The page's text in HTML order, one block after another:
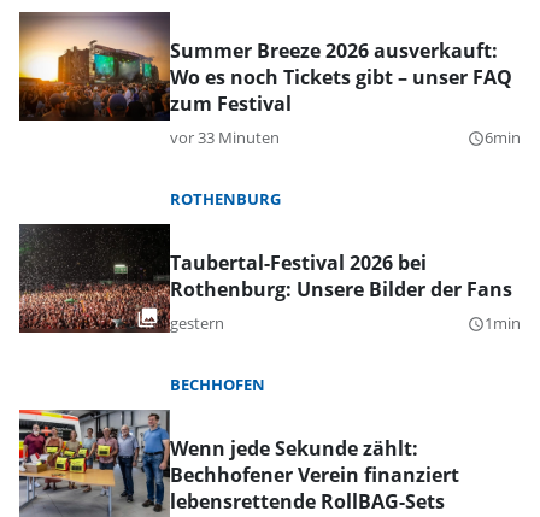
Summer Breeze 2026 ausverkauft:
Wo es noch Tickets gibt – unser FAQ
zum Festival
vor 33 Minuten query_builder6min
ROTHENBURG
Taubertal-Festival 2026 bei
Rothenburg: Unsere Bilder der Fans
gestern query_builder1min
BECHHOFEN
Wenn jede Sekunde zählt:
Bechhofener Verein finanziert
lebensrettende RollBAG-Sets